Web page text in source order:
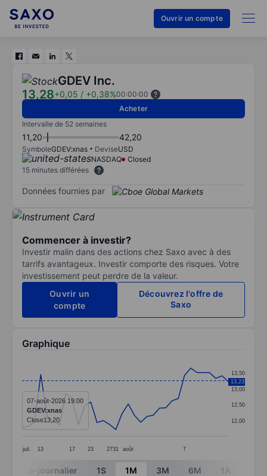
Ouvrir un compte
GDEV Inc.
13,28+0,05 / +0,38%00:00:00
Acheter
Intervalle de 52 semaines
11,20 42,20
SymboleGDEV:xnas DeviseUSD
NASDAQ
Closed
15 minutes différées
Données fournies par
Commencer à investir?
Investir malin dans des actions chez Saxo avec à des
tarrifs avantageux. Investir comporte des risques. Votre
investissement peut perdre de la valeur.
Ouvrir un
compte
Découvrez l'offre de
Saxo
Graphique
Line chart with 34 data points.
The chart has 1 X axis displaying categories.
The chart has 1 Y axis displaying values. Data ranges
juil. 13 17 23 2731 août 7
12,00
12,50
13,00
13,50
13,23
07-août-2026 19:00
GDEV:xnas
Close13,20
End of interactive chart.
Intra-journalier 1S 1M 3M 6M 1A